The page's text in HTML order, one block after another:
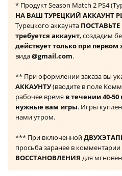
* Продукт Season Match 2 PS4
НА ВАШ ТУРЕЦКИЙ АККАУНТ
Турецкого аккаунта
требуется аккаунт, создадим
действует только при первом
вида@gmail.com.
** При оформлении заказа вы
АККАУНТУ(вводите в поле
рабочее время в течении 40-
нужные вам игры. Игры
нами утром.
*** При включенной
просьба заранее в комментарии
ВОССТАНОВЛЕНИЯ для